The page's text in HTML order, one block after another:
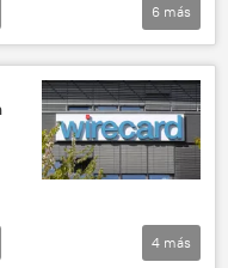
(UE)
6 más
4 más